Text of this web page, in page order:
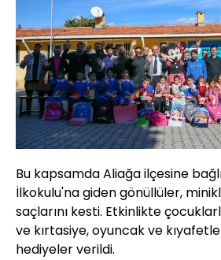
Bu kapsamda Aliağa ilçesine
İlkokulu'na giden gönüllüler,
saçlarını kesti. Etkinlikte
ve kırtasiye, oyuncak ve
hediyeler verildi.